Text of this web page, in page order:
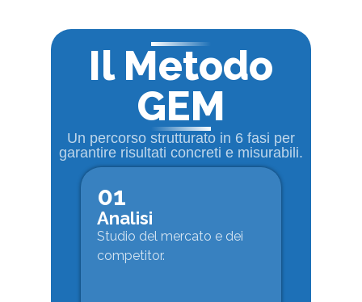
Il Metodo
GEM
Un percorso strutturato in 6 fasi per
garantire risultati concreti e misurabili.
01
Analisi
Studio del mercato e dei
competitor.